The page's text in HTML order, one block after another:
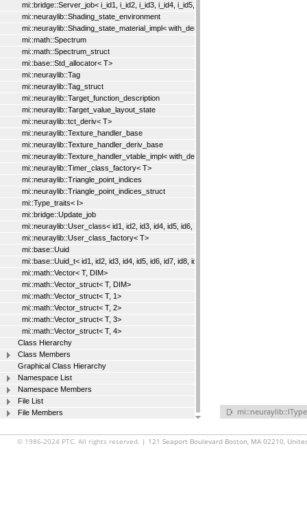
mi::bridge::Server_job< i_id1, i_id2, i_id3, i_id4, i_id5, i_id6, i_id7, i_id8, i_id9, i_id10,
mi::neuraylib::Shading_state_environment
mi::neuraylib::Shading_state_material_impl< with_derivatives>
mi::math::Spectrum
mi::math::Spectrum_struct
mi::base::Std_allocator< T>
mi::neuraylib::Tag
mi::neuraylib::Tag_struct
mi::neuraylib::Target_function_description
mi::neuraylib::Target_value_layout_state
mi::neuraylib::tct_deriv< T>
mi::neuraylib::Texture_handler_base
mi::neuraylib::Texture_handler_deriv_base
mi::neuraylib::Texture_handler_vtable_impl< with_derivatives>
mi::neuraylib::Timer_class_factory< T>
mi::neuraylib::Triangle_point_indices
mi::neuraylib::Triangle_point_indices_struct
mi::Type_traits< I>
mi::bridge::Update_job
mi::neuraylib::User_class< id1, id2, id3, id4, id5, id6, id7, id8, id9, id10, id11, I>
mi::neuraylib::User_class_factory< T>
mi::base::Uuid
mi::base::Uuid_t< id1, id2, id3, id4, id5, id6, id7, id8, id9, id10, id11>
mi::math::Vector< T, DIM>
mi::math::Vector_struct< T, DIM>
mi::math::Vector_struct< T, 1>
mi::math::Vector_struct< T, 2>
mi::math::Vector_struct< T, 3>
mi::math::Vector_struct< T, 4>
Class Hierarchy
Class Members
Graphical Class Hierarchy
Namespace List
Namespace Members
File List
File Members
© 1986-2024 PTC. All rights reserved. | 121 Seaport Boulevard Boston, MA 02210,